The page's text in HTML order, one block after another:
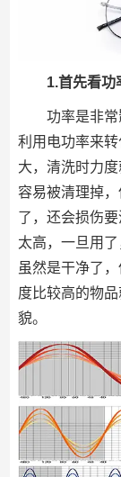
1.首先看功
功率是非
利用电功率来
大，清洗时力
容易被清理掉
了，还会损伤
太高，一旦用
虽然是干净了
度比较高的物
貌。